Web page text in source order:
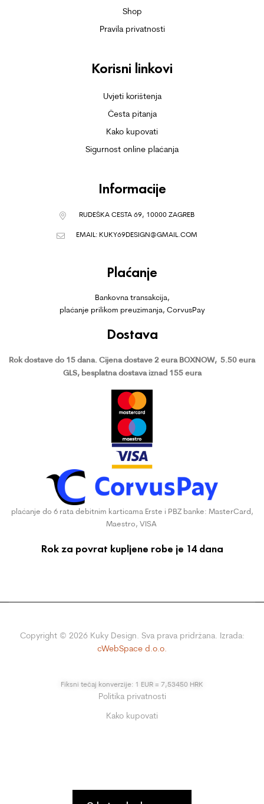
Shop
Pravila privatnosti
Korisni linkovi
Uvjeti korištenja
Česta pitanja
Kako kupovati
Sigurnost online plaćanja
Informacije
RUDEŠKA CESTA 69, 10000 ZAGREB
EMAIL: KUKY69DESIGN@GMAIL.COM
Plaćanje
Bankovna transakcija,
plaćanje prilikom preuzimanja, CorvusPay
Dostava
Rok dostave do 15 dana. Cijena dostave 2 eura BOXNOW, 5.50 eura
GLS, besplatna dostava iznad 155 eura
plaćanje do 6 rata debitnim karticama Erste i PBZ banke: MasterCard,
Maestro, VISA
Rok za povrat kupljene robe je 14 dana
Copyright © 2026Kuky Design. Sva prava pridržana. Izrada:
cWebSpace d.o.o.
Fiksni tečaj konverzije: 1 EUR = 7,53450 HRK
Politika privatnosti
Kako kupovati